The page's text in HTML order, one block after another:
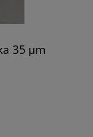
35 μm